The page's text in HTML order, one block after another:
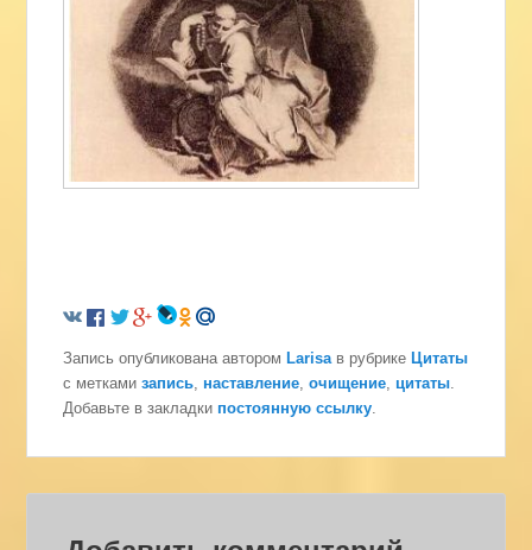
Запись опубликована автором Larisa в рубрике Цитаты
с меткамизапись наставление ,очищение цитаты
Добавьте в закладки постоянную ссылку